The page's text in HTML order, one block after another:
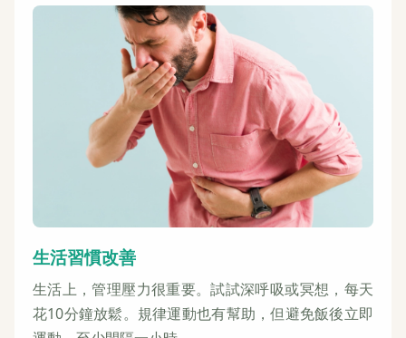
生活習慣改善
生活上，管理壓力很重要。試試深呼吸或冥想，每天
花10分鐘放鬆。規律運動也有幫助，但避免飯後立即